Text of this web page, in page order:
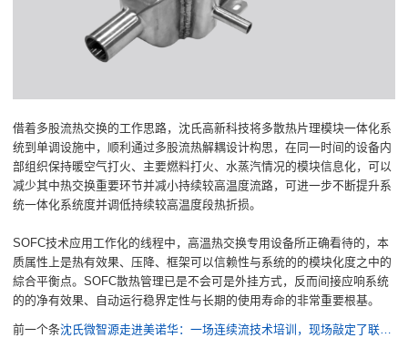
借着多股流热交换的工作思路，沈氏高新科技将多散热片理模块一体化系
统到单调设施中，顺利通过多股流热解耦设计构思，在同一时间的设备内
部组织保持暖空气打火、主要燃料打火、水蒸汽情况的模块信息化，可以
减少其中热交换重要环节并减小持续较高温度流路，可进一步不断提升系
统一体化系统度并调低持续较高温度段热折损。
SOFC技术应用工作化的线程中，高溫热交换专用设备所正确看待的，本
质属性上是热有效果、压降、框架可以信赖性与系统的的模块化度之中的
綜合平衡点。SOFC散热管理已是不会可是外挂方式，反而间接应响系统
的的净有效果、自动运行稳界定性与长期的使用寿命的非常重要根基。
前一个条
沈氏微智源走进美诺华：一场连续流技术培训，现场敲定了联合研发项目